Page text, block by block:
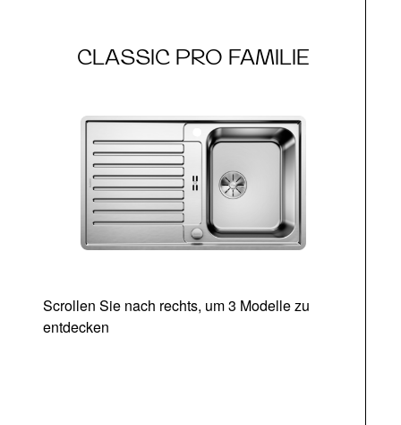
CLASSIC PRO FAMILIE
Scrollen Sie nach rechts, um 3 Modelle zu
entdecken